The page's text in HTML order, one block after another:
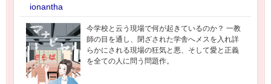
ionantha
今学校と云う現場で何が起きているのか？ 一教
師の目を通し、閉ざされた学舎へメスを入れ詳
らかにされる現場の狂気と悪、そして愛と正義
を全ての人に問う問題作。